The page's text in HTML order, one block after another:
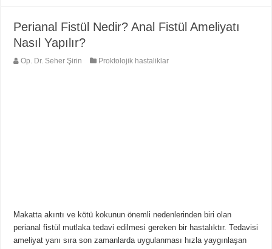
Perianal Fistül Nedir? Anal Fistül Ameliyatı
Nasıl Yapılır?
Op. Dr. Seher Şirin Proktolojik hastaliklar
Makatta akıntı ve kötü kokunun önemli nedenlerinden biri olan
perianal fistül mutlaka tedavi edilmesi gereken bir hastalıktır. Tedavisi
ameliyat yanı sıra son zamanlarda uygulanması hızla yaygınlaşan